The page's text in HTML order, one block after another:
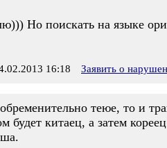
Но поискать на языке
16:18 Заявить о
теюе, то и
китаец, а затем